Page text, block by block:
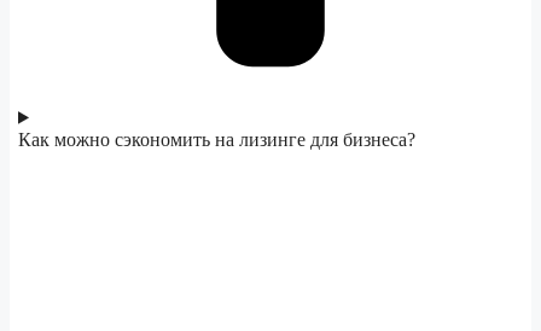
Как можно сэкономить на лизинге для бизнеса?